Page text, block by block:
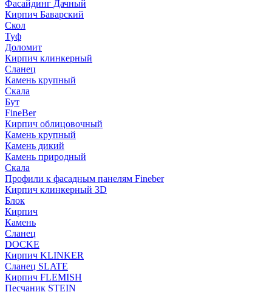
Фасайдинг Дачный
Кирпич Баварский
Скол
Туф
Доломит
Кирпич клинкерный
Сланец
Камень крупный
Скала
Бут
FineBer
Кирпич облицовочный
Камень крупный
Камень дикий
Камень природный
Скала
Профили к фасадным панелям Fineber
Кирпич клинкерный 3D
Блок
Кирпич
Камень
Сланец
DOCKE
Кирпич KLINKER
Сланец SLATE
Кирпич FLEMISH
Пес­ча­ник STEIN